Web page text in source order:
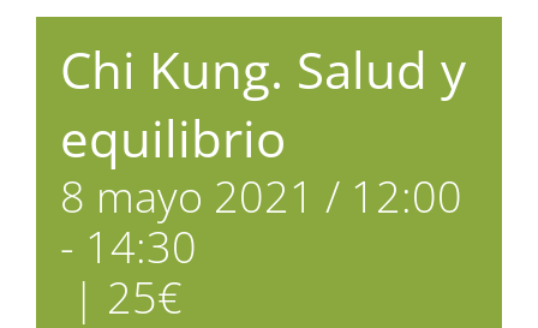
Chi Kung. Salud y
equilibrio
8 mayo 2021 / 12:00
- 14:30
| 25€